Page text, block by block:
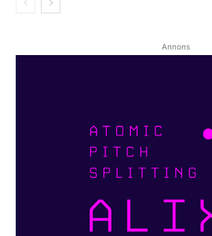
Annons